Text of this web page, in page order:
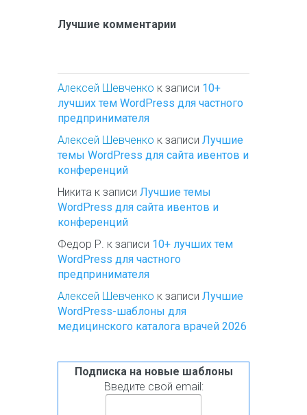
Лучшие комментарии
Алексей Шевченко к записи 10+
лучших тем WordPress для частного
предпринимателя
Алексей Шевченко к записи Лучшие
темы WordPress для сайта ивентов и
конференций
Никита к записи Лучшие темы
WordPress для сайта ивентов и
конференций
Федор Р. к записи 10+ лучших тем
WordPress для частного
предпринимателя
Алексей Шевченко к записи Лучшие
WordPress-шаблоны для
медицинского каталога врачей 2026
Подписка на новые шаблоны
Введите свой email: